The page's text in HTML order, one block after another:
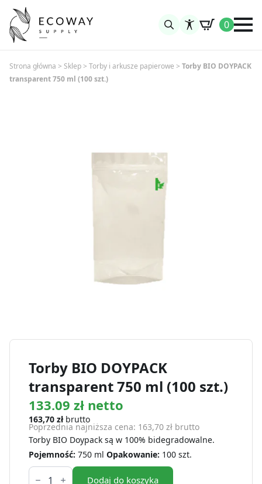
0
Strona główna > Sklep> Torby i arkusze papierowe > Torby BIO DOYPACK
transparent 750 ml (100 szt.)
Torby BIO DOYPACK
transparent 750 ml (100 szt.)
133.09 zł netto
163,70 złbrutto
Poprzednia najniższa cena: 163,70 zł brutto
Torby BIO Doypack są w 100% bidegradowalne.
Pojemność: 750 ml Opakowanie: 100 szt.
ilość
Torby Dodaj do koszyka